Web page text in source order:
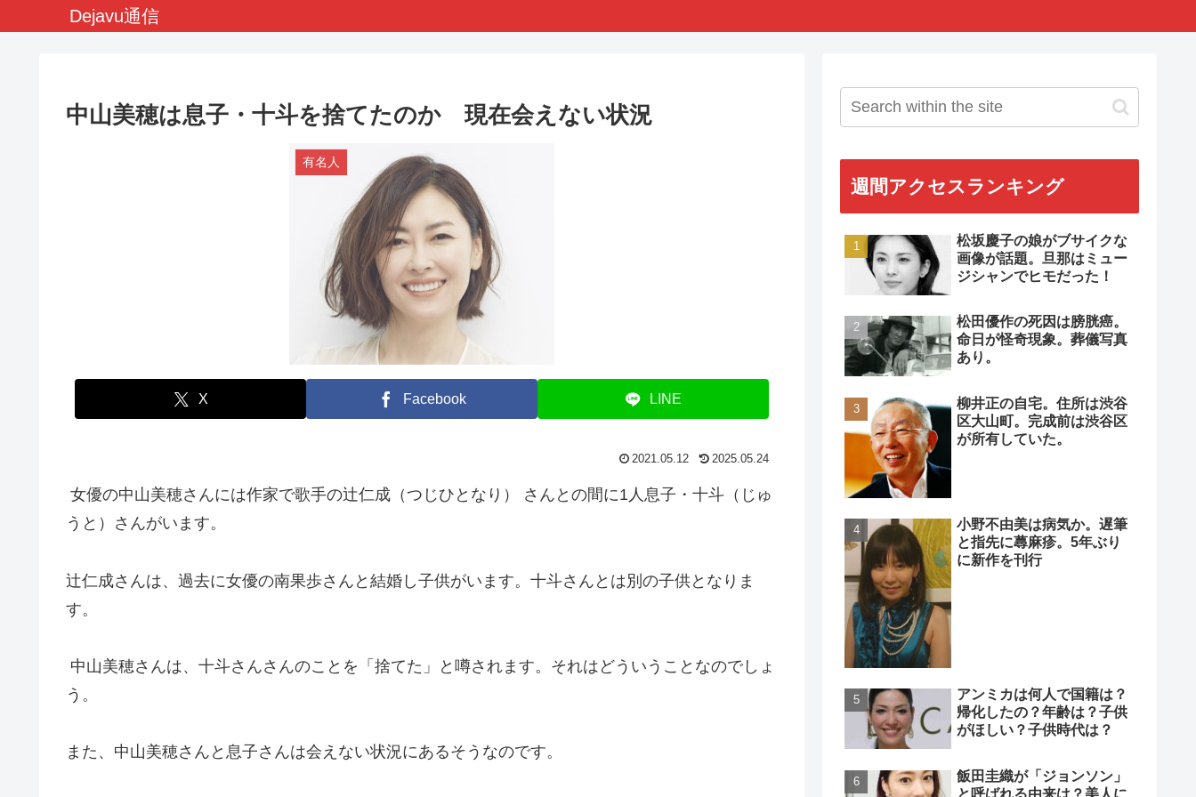
Dejavu通信
中山美穂は息子・十斗を捨てたのか 現在会えない状況
有名人
X Facebook LINE
2021.05.12 2025.05.24
女優の中山美穂さんには作家で歌手の辻仁成（つじひとなり） さんとの間に1人息子・十斗（じゅ
うと）さんがいます。
辻仁成さんは、過去に女優の南果歩さんと結婚し子供がいます。十斗さんとは別の子供となりま
す。
中山美穂さんは、十斗さんさんのことを「捨てた」と噂されます。それはどういうことなのでしょ
う。
また、中山美穂さんと息子さんは会えない状況にあるそうなのです。
週間アクセスランキング
松坂慶子の娘がブサイクな
画像が話題。旦那はミュー
ジシャンでヒモだった！
松田優作の死因は膀胱癌。
命日が怪奇現象。葬儀写真
あり。
柳井正の自宅。住所は渋谷
区大山町。完成前は渋谷区
が所有していた。
小野不由美は病気か。遅筆
と指先に蕁麻疹。5年ぶり
に新作を刊行
アンミカは何人で国籍は？
帰化したの？年齢は？子供
がほしい？子供時代は？
飯田圭織が「ジョンソン」
と呼ばれる由来は？美人に